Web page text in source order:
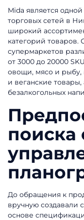
Mida является
торговых сетей в
широкий
категорий товаров.
супермаркетов
от 3000 до 20000
овощи, мясо и рыбу,
и веганские
безалкогольных
поиска
До обращения к
вручную создавали
основе